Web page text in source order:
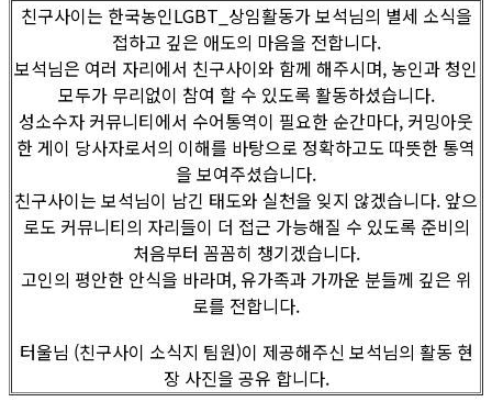
친구사이는 한국농인LGBT_상임활동가 보석님의 별세 소식을
접하고 깊은 애도의 마음을 전합니다.
보석님은 여러 자리에서 친구사이와 함께 해주시며, 농인과 청인
모두가 무리없이 참여 할 수 있도록 활동하셨습니다.
성소수자 커뮤니티에서 수어통역이 필요한 순간마다, 커밍아웃
한 게이 당사자로서의 이해를 바탕으로 정확하고도 따뜻한 통역
을 보여주셨습니다.
친구사이는 보석님이 남긴 태도와 실천을 잊지 않겠습니다. 앞으
로도 커뮤니티의 자리들이 더 접근 가능해질 수 있도록 준비의
처음부터 꼼꼼히 챙기겠습니다.
고인의 평안한 안식을 바라며, 유가족과 가까운 분들께 깊은 위
로를 전합니다.
터울님 (친구사이 소식지 팀원)이 제공해주신 보석님의 활동 현
장 사진을 공유 합니다.